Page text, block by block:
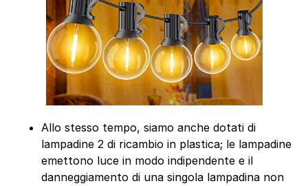
Allo stesso tempo, siamo anche dotati di
lampadine 2 di ricambio in plastica; le lampadine
emettono luce in modo indipendente e il
danneggiamento di una singola lampadina non